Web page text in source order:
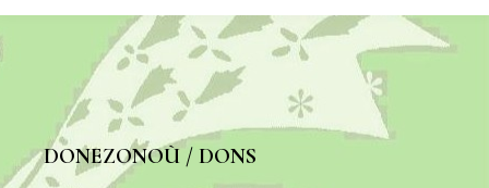
DONEZONOÙ / DONS